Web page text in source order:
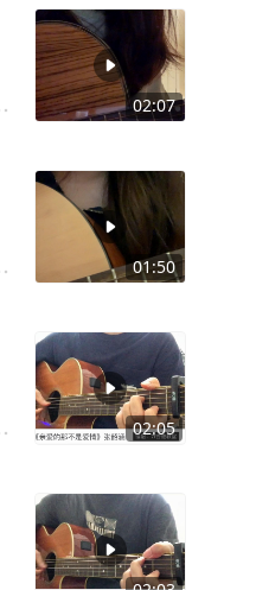
02:07
01:50
02:05